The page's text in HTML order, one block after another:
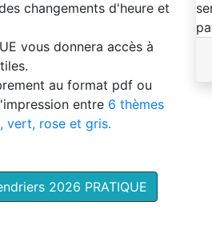
changements d'heure et
vous donnera accès à
au format pdf ou
entre 6 thèmes
vert, rose et gris.
2026 PRATIQUE